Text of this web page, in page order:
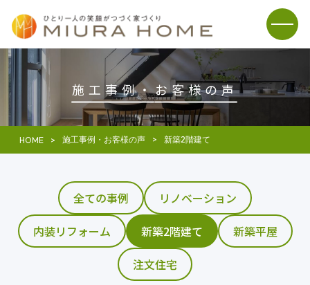
施工事例・お客様の声
HOME 施工事例・お客様の声 新築2階建て
全ての事例
リノベーション
内装リフォーム
新築2階建て
新築平屋
注文住宅